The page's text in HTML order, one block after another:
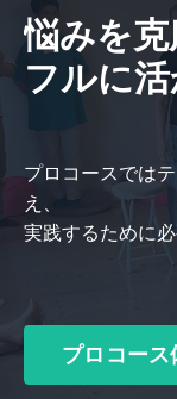
悩みを
フルに
プロコースでは
え、
実践するために
プロコー